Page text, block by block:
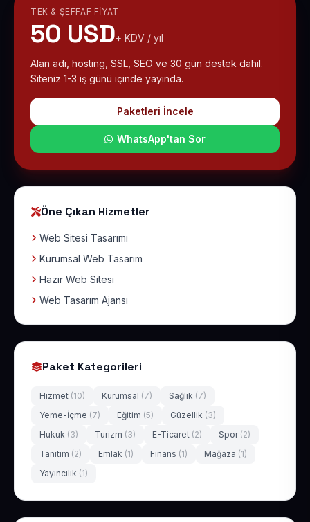
TEK & ŞEFFAF FIYAT
50 USD+ KDV / yıl
Alan adı, hosting, SSL, SEO ve 30 gün destek dahil.
Siteniz 1-3 iş günü içinde yayında.
Paketleri İncele
WhatsApp'tan Sor
Öne Çıkan Hizmetler
Web Sitesi Tasarımı
Kurumsal Web Tasarım
Hazır Web Sitesi
Web Tasarım Ajansı
Paket Kategorileri
Hizmet (10) Kurumsal (7) Sağlık (7)
Yeme-İçme (7) Eğitim (5) Güzellik (3)
Hukuk (3) Turizm (3) E-Ticaret (2) Spor (2)
Tanıtım (2) Emlak (1) Finans (1) Mağaza (1)
Yayıncılık (1)